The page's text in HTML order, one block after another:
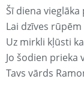
Šī diena
Lai dzīves
Uz mirkli kļūsti
Jo šodien prieka
Tavs vārds